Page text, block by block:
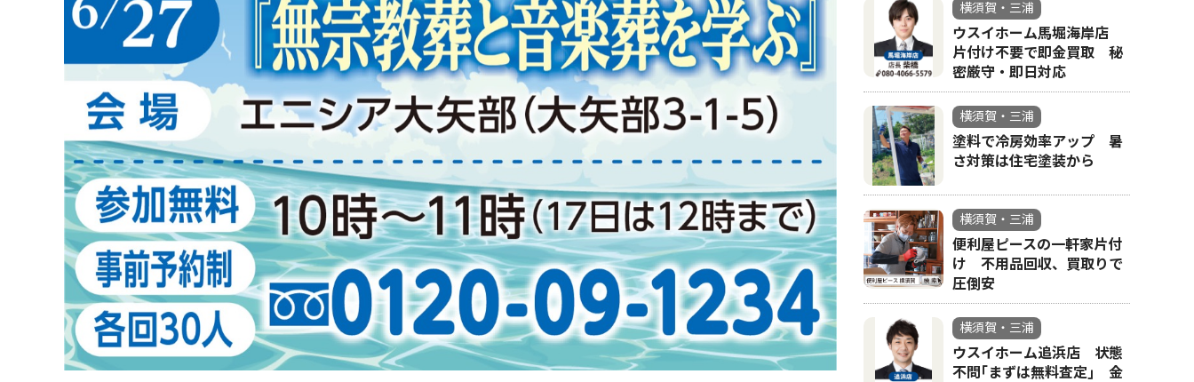
横須賀・三浦
ウスイホーム馬堀海岸店
片付け不要で即金買取 秘
密厳守・即日対応
横須賀・三浦
塗料で冷房効率アップ 暑
さ対策は住宅塗装から
横須賀・三浦
便利屋ピースの一軒家片付
け 不用品回収、買取りで
圧倒安
横須賀・三浦
ウスイホーム追浜店 状態
不問｢まずは無料査定｣ 金